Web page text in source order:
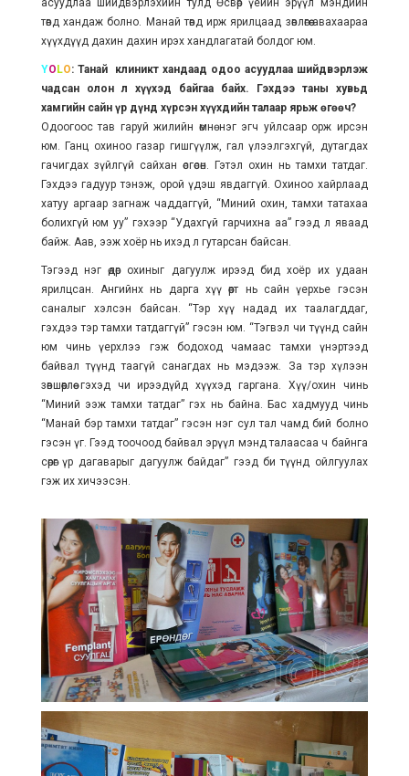
асуудлаа шийдвэрлэхийн тулд Өсвөр үеийн эрүүл мэндийн
төвд хандаж болно. Манай төвд ирж ярилцаад зөвлөгөө авахаараа
хүүхдүүд дахин дахин ирэх хандлагатай болдог юм.
YO LO: Танай клиникт хандаад одоо асуудлаа шийдвэрлэж
чадсан олон л хүүхэд байгаа байх. Гэхдээ таны хувьд
хамгийн сайн үр дүнд хүрсэн хүүхдийн талаар ярьж өгөөч?
Одоогоос тав гаруй жилийн өмнө нэг эгч уйлсаар орж ирсэн
юм. Ганц охиноо газар гишгүүлж, гал үлээлгэхгүй, дутагдах
гачигдах зүйлгүй сайхан өсгөсөн. Гэтэл охин нь тамхи татдаг.
Гэхдээ гадуур тэнэж, орой үдэш явдаггүй. Охиноо хайрлаад
хатуу аргаар загнаж чаддаггүй, “Миний охин, тамхи татахаа
болихгүй юм уу” гэхээр “Удахгүй гарчихна аа” гээд л яваад
байж. Аав, ээж хоёр нь ихэд л гутарсан байсан.
Тэгээд нэг өдөр охиныг дагуулж ирээд бид хоёр их удаан
ярилцсан. Ангийнх нь дарга хүү өөрт нь сайн үерхье гэсэн
саналыг хэлсэн байсан. “Тэр хүү надад их таалагддаг,
гэхдээ тэр тамхи татдаггүй” гэсэн юм. “Тэгвэл чи түүнд сайн
юм чинь үерхлээ гэж бодоход чамаас тамхи үнэртээд
байвал түүнд таагүй санагдах нь мэдээж. За тэр хүлээн
зөвшөөрлөө гэхэд чи ирээдүйд хүүхэд гаргана. Хүү/охин чинь
“Миний ээж тамхи татдаг” гэх нь байна. Бас хадмууд чинь
“Манай бэр тамхи татдаг” гэсэн нэг сул тал чамд бий болно
гэсэн үг. Гээд тоочоод байвал эрүүл мэнд талаасаа ч байнга
сөрөг үр дагаварыг дагуулж байдаг” гээд би түүнд ойлгуулах
гэж их хичээсэн.